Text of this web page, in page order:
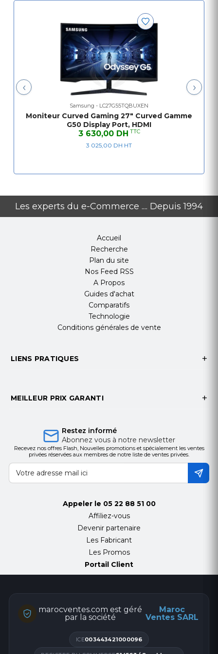
‹ ›
Samsung - LC27G55TQBUXEN
Moniteur Curved Gaming 27" Curved Gamme
G50 Display Port, HDMI
3 630,00 DH TTC
3 025,00 DH HT
Les experts du e-Commerce .... Depuis 1994
Accueil
Recherche
Plan du site
Nos Feed RSS
A Propos
Guides d'achat
Comparatifs
Technologie
Conditions générales de vente
LIENS PRATIQUES
MEILLEUR PRIX GARANTI
Restez informé
Abonnez vous à notre newsletter
Recevez nos offres Flash, Nouvelles promotions et spécialement les ventes
privées réservées aux membres de notre liste de ventes privées.
Appeler le 05 22 88 51 00
Affiliez-vous
Devenir partenaire
Les Fabricant
Les Promos
Portail Client
marocventes.com est géré
par la société
Maroc
Ventes SARL
ICE003443421000096